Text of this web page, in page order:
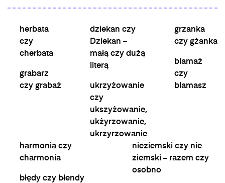
herbata
czy
cherbata
grabarz
czy grabaż
dziekan czy
Dziekan –
małą czy dużą
literą
ukrzyżowanie
czy
ukszyżowanie,
ukżyrzowanie,
ukrzyrzowanie
grzanka
czy gżanka
blamaż
czy
blamasz
harmonia czy
charmonia
błędy czy błendy
nieziemski czy nie
ziemski – razem czy
osobno